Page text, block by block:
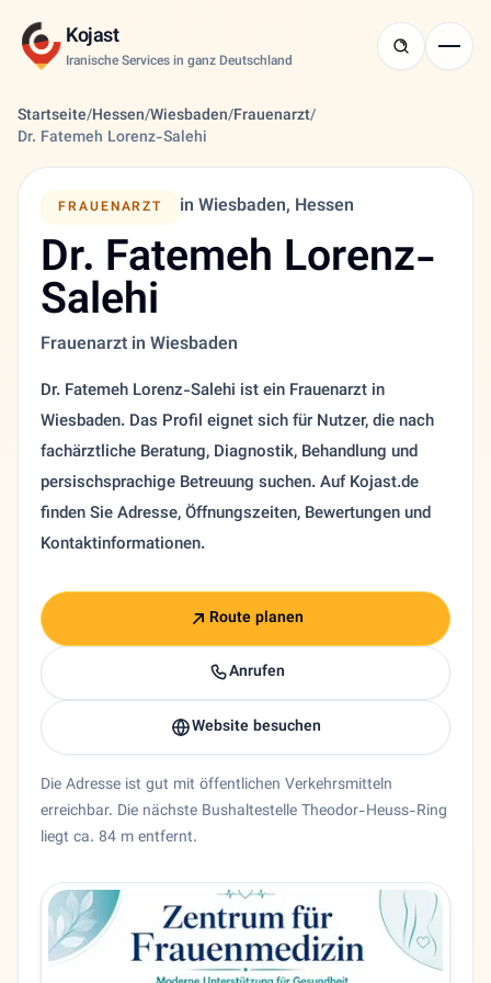
Kojast
Iranische Services in ganz Deutschland
Startseite/Hessen/Wiesbaden/Frauenarzt/
Dr. Fatemeh Lorenz-Salehi
FRAUENARZT in Wiesbaden, Hessen
Dr. Fatemeh Lorenz-
Salehi
Frauenarzt in Wiesbaden
Dr. Fatemeh Lorenz-Salehi ist ein Frauenarzt in
Wiesbaden. Das Profil eignet sich für Nutzer, die nach
fachärztliche Beratung, Diagnostik, Behandlung und
persischsprachige Betreuung suchen. Auf Kojast.de
finden Sie Adresse, Öffnungszeiten, Bewertungen und
Kontaktinformationen.
Route planen
Anrufen
Website besuchen
Die Adresse ist gut mit öffentlichen Verkehrsmitteln
erreichbar. Die nächste Bushaltestelle Theodor-Heuss-Ring
liegt ca. 84 m entfernt.
Frauenarzt Dr. Fatemeh Lorenz-Salehi in Wiesbaden,
Bundesland
Hessen
Stadt